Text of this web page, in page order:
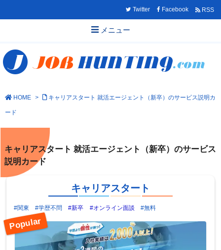
メニュー
Twitter Facebook RSS
HOME > キャリアスタート 就活エージェント（新卒）のサービス説明カ
ード
キャリアスタート 就活エージェント（新卒）のサービス
説明カード
キャリアスタート
#関東 #学歴不問 #新卒 #オンライン面談 #無料